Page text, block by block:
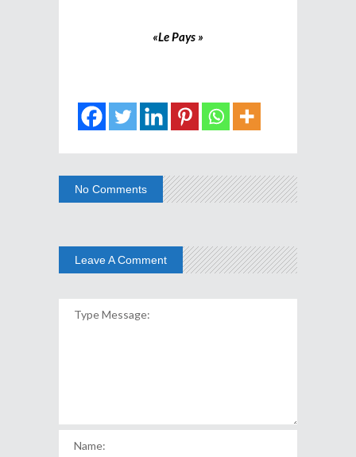
«Le Pays »
No Comments
Leave A Comment